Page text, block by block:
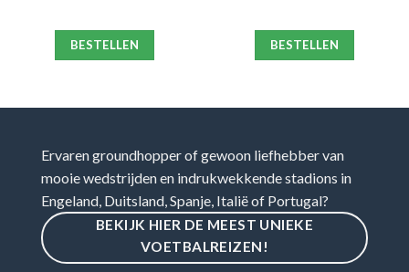
BESTELLEN BESTELLEN
Ervaren groundhopper of gewoon liefhebber van
mooie wedstrijden en indrukwekkende stadions in
Engeland, Duitsland, Spanje, Italië of Portugal?
BEKIJK HIER DE MEEST UNIEKE
VOETBALREIZEN!